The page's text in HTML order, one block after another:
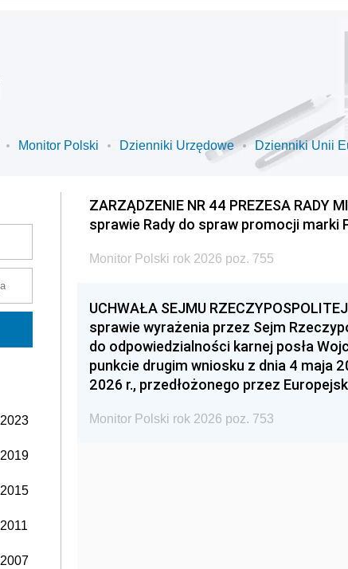
Monitor Polski Dzienniki Urzędowe Dzienniki Unii
2023
2019
2015
2011
2007
ZARZĄDZENIE NR 44 PREZESA RADY
sprawie Rady do spraw promocji marki
Monitor Polski rok 2026 poz. 755
UCHWAŁA SEJMU
sprawie wyrażenia przez Sejm
do odpowiedzialności karnej posła
punkcie drugim wniosku z dnia 4 maja
2026 r., przedłożonego przez
Monitor Polski rok 2026 poz. 753